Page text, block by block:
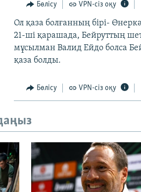
Бөлісу VPN-сіз оқу
Ол қаза болғанның бірі-
21-ші қарашада, Бейруттың
мұсылман Валид Ейдо болса
қаза болды.
Бөлісу VPN-сіз оқу